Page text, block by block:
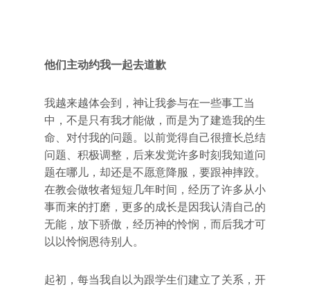
他们主动约我一起去道歉
我越来越体会到，神让我参与在一些事工当
中，不是只有我才能做，而是为了建造我的生
命、对付我的问题。以前觉得自己很擅长总结
问题、积极调整，后来发觉许多时刻我知道问
题在哪儿，却还是不愿意降服，要跟神摔跤。
在教会做牧者短短几年时间，经历了许多从小
事而来的打磨，更多的成长是因我认清自己的
无能，放下骄傲，经历神的怜悯，而后我才可
以以怜悯恩待别人。
起初，每当我自以为跟学生们建立了关系，开